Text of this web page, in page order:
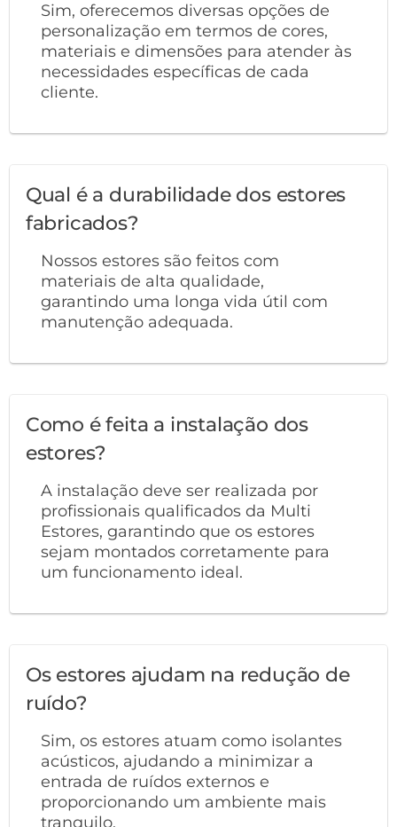
Sim, oferecemos diversas opções de
personalização em termos de cores,
materiais e dimensões para atender às
necessidades específicas de cada
cliente.
Qual é a durabilidade dos estores
fabricados?
Nossos estores são feitos com
materiais de alta qualidade,
garantindo uma longa vida útil com
manutenção adequada.
Como é feita a instalação dos
estores?
A instalação deve ser realizada por
profissionais qualificados da Multi
Estores, garantindo que os estores
sejam montados corretamente para
um funcionamento ideal.
Os estores ajudam na redução de
ruído?
Sim, os estores atuam como isolantes
acústicos, ajudando a minimizar a
entrada de ruídos externos e
proporcionando um ambiente mais
tranquilo.